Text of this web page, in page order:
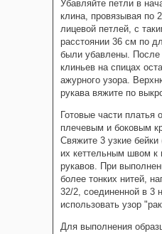
Убавляйте петли в
клина, провязывая по
лицевой петлей, с
расстоянии 36 см по
были убавлены. После
клиньев на спицах
ажурного узора.
рукава вяжите по
Готовые части платья
плечевым и боковым
Свяжите 3 узкие
их кеттельным швом к
рукавов. При
более тонких нитей,
32/2, соединенной в 3
использовать узор
Для выполнения